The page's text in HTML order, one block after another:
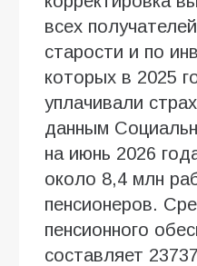
всех
старости и по
которых в 2025
уплачивали
данным
на июнь 2026
около 8,4 млн
пенсионеров.
пенсионного
составляет